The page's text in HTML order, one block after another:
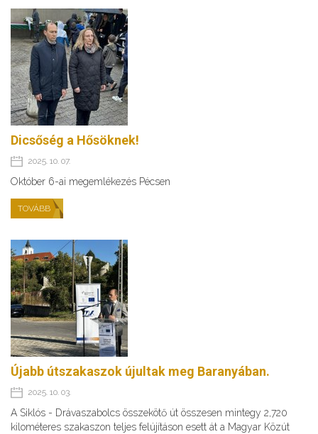
Dicsőség a Hősöknek!
2025. 10. 07.
Október 6-ai megemlékezés Pécsen
TOVÁBB
Újabb útszakaszok újultak meg Baranyában.
2025. 10. 03.
A Siklós - Drávaszabolcs összekötő út összesen mintegy 2,720
kilométeres szakaszon teljes felújításon esett át a Magyar Közút